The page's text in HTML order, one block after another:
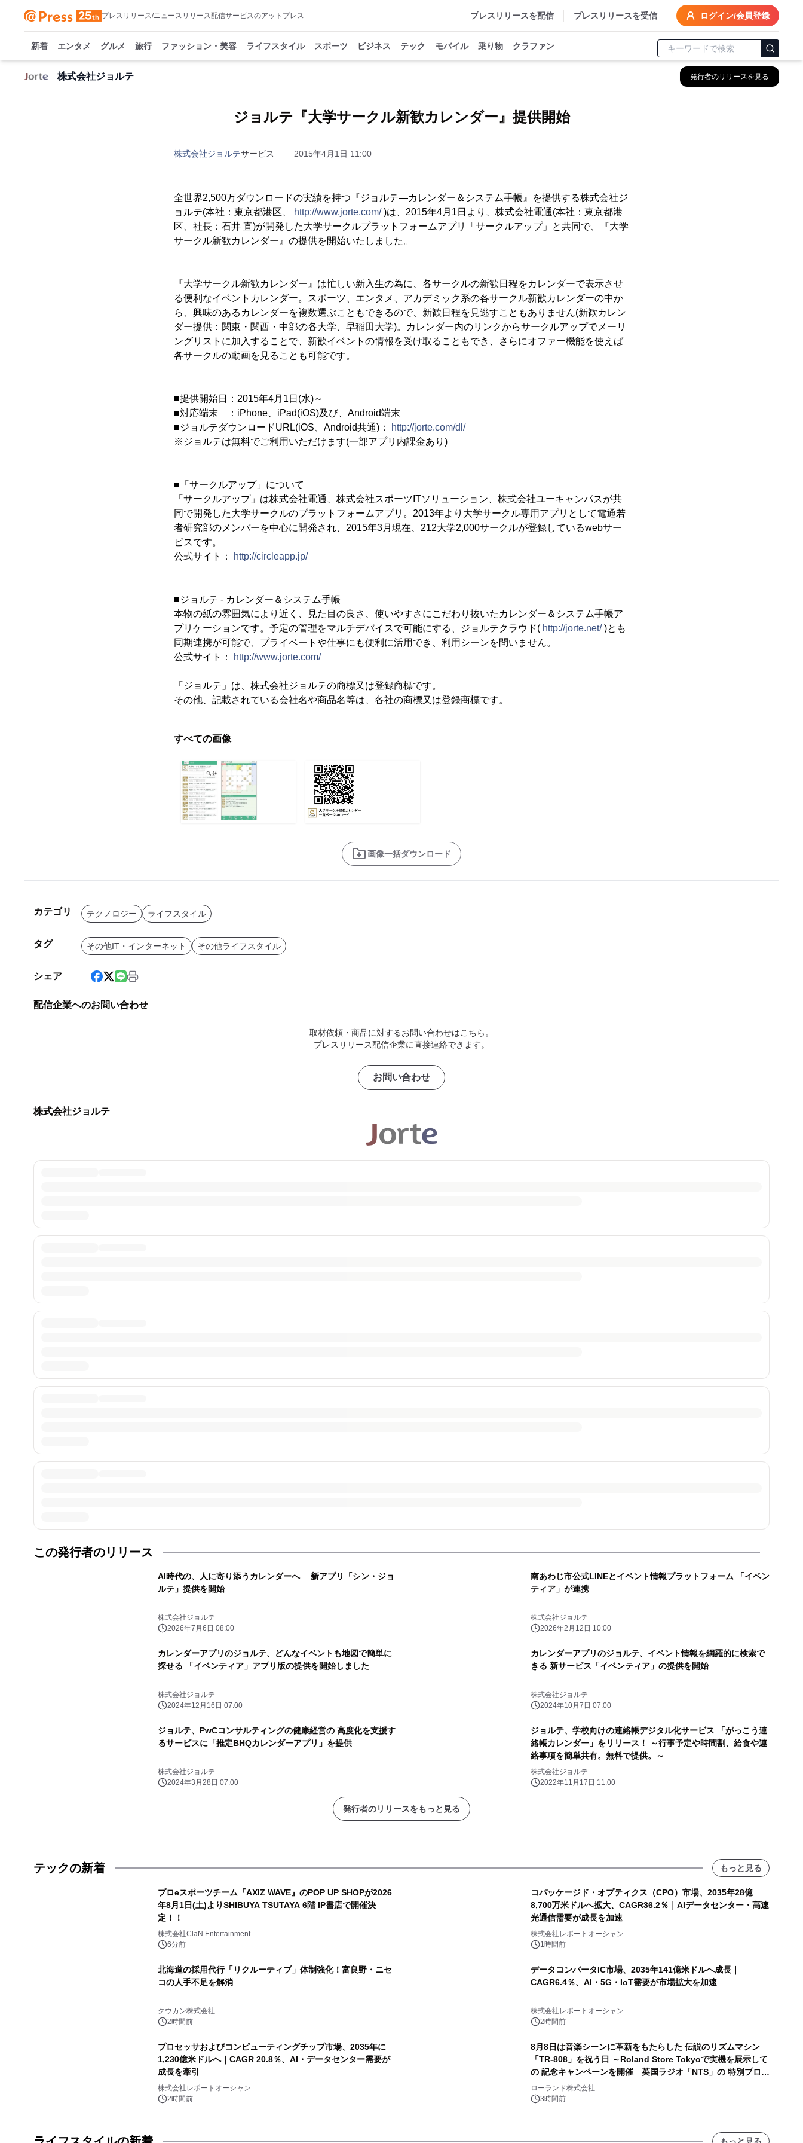
プレスリリース/ニュースリリース配信サービスのアットプレス プレスリリースを配信 プレスリリースを受信 ログイン/会員登録
新着 エンタメ グルメ 旅行 ファッション・美容 ライフスタイル スポーツ ビジネス テック モバイル 乗り物 クラファン
株式会社ジョルテ 発行者のリリースを見る
ジョルテ『大学サークル新歓カレンダー』提供開始
株式会社ジョルテサービス 2015年4月1日 11:00
全世界2,500万ダウンロードの実績を持つ『ジョルテ―カレンダー＆システム手帳』を提供する株式会社ジ
ョルテ(本社：東京都港区、
http://www.jorte.com/)は、2015年4月1日より、株式会社電通(本社：東京都港
区、社長：石井 直)が開発した大学サークルプラットフォームアプリ「サークルアップ」と共同で、『大学
サークル新歓カレンダー』の提供を開始いたしました。
『大学サークル新歓カレンダー』は忙しい新入生の為に、各サークルの新歓日程をカレンダーで表示させ
る便利なイベントカレンダー。スポーツ、エンタメ、アカデミック系の各サークル新歓カレンダーの中か
ら、興味のあるカレンダーを複数選ぶこともできるので、新歓日程を見逃すこともありません(新歓カレン
ダー提供：関東・関西・中部の各大学、早稲田大学)。カレンダー内のリンクからサークルアップでメーリ
ングリストに加入することで、新歓イベントの情報を受け取ることもでき、さらにオファー機能を使えば
各サークルの動画を見ることも可能です。
■提供開始日：2015年4月1日(水)～
■対応端末 ：iPhone、iPad(iOS)及び、Android端末
■ジョルテダウンロードURL(iOS、Android共通)：
http://jorte.com/dl/
※ジョルテは無料でご利用いただけます(一部アプリ内課金あり)
■「サークルアップ」について
「サークルアップ」は株式会社電通、株式会社スポーツITソリューション、株式会社ユーキャンパスが共
同で開発した大学サークルのプラットフォームアプリ。2013年より大学サークル専用アプリとして電通若
者研究部のメンバーを中心に開発され、2015年3月現在、212大学2,000サークルが登録しているwebサー
ビスです。
公式サイト：
http://circleapp.jp/
■ジョルテ - カレンダー＆システム手帳
本物の紙の雰囲気により近く、見た目の良さ、使いやすさにこだわり抜いたカレンダー＆システム手帳ア
プリケーションです。予定の管理をマルチデバイスで可能にする、ジョルテクラウド( http://jorte.net/)とも
同期連携が可能で、プライベートや仕事にも便利に活用でき、利用シーンを問いません。
公式サイト：
http://www.jorte.com/
「ジョルテ」は、株式会社ジョルテの商標又は登録商標です。
その他、記載されている会社名や商品名等は、各社の商標又は登録商標です。
すべての画像
画像一括ダウンロード
カテゴリ テクノロジー ライフスタイル
タグ その他IT・インターネット その他ライフスタイル
シェア
配信企業へのお問い合わせ
取材依頼・商品に対するお問い合わせはこちら。
プレスリリース配信企業に直接連絡できます。
お問い合わせ
株式会社ジョルテ
この発行者のリリース
AI時代の、人に寄り添うカレンダーへ 新アプリ「シン・ジョ
ルテ」提供を開始
株式会社ジョルテ
2026年7月6日 08:00
南あわじ市公式LINEとイベント情報プラットフォーム 「イベン
ティア」が連携
株式会社ジョルテ
2026年2月12日 10:00
カレンダーアプリのジョルテ、どんなイベントも地図で簡単に
探せる 「イベンティア」アプリ版の提供を開始しました
株式会社ジョルテ
2024年12月16日 07:00
カレンダーアプリのジョルテ、イベント情報を網羅的に検索で
きる 新サービス「イベンティア」の提供を開始
株式会社ジョルテ
2024年10月7日 07:00
ジョルテ、PwCコンサルティングの健康経営の 高度化を支援す
るサービスに「推定BHQカレンダーアプリ」を提供
株式会社ジョルテ
2024年3月28日 07:00
ジョルテ、学校向けの連絡帳デジタル化サービス 「がっこう連
絡帳カレンダー」をリリース！ ～行事予定や時間割、給食や連
絡事項を簡単共有。無料で提供。～
株式会社ジョルテ
2022年11月17日 11:00
発行者のリリースをもっと見る
テックの新着 もっと見る
プロeスポーツチーム『AXIZ WAVE』のPOP UP SHOPが2026
年8月1日(土)よりSHIBUYA TSUTAYA 6階 IP書店で開催決
定！！
株式会社ClaN Entertainment
6分前
コパッケージド・オプティクス（CPO）市場、2035年28億
8,700万米ドルへ拡大、CAGR36.2％｜AIデータセンター・高速
光通信需要が成長を加速
株式会社レポートオーシャン
1時間前
北海道の採用代行「リクルーティブ」体制強化！富良野・ニセ
コの人手不足を解消
クウカン株式会社
2時間前
データコンバータIC市場、2035年141億米ドルへ成長｜
CAGR6.4％、AI・5G・IoT需要が市場拡大を加速
株式会社レポートオーシャン
2時間前
プロセッサおよびコンピューティングチップ市場、2035年に
1,230億米ドルへ｜CAGR 20.8％、AI・データセンター需要が
成長を牽引
株式会社レポートオーシャン
2時間前
8月8日は音楽シーンに革新をもたらした 伝説のリズムマシン
「TR-808」を祝う日 ～Roland Store Tokyoで実機を展示して
の 記念キャンペーンを開催 英国ラジオ「NTS」の 特別プログ
ラムや、「TR-808」を愛する伝説的アーティストを フィーチ
ャーしたアニメーションを公開～
ローランド株式会社
3時間前